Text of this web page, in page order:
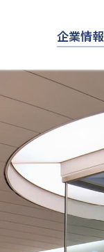
企業情報